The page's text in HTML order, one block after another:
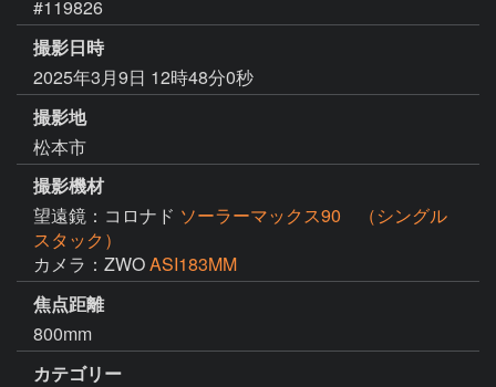
#119826
撮影日時
2025年3月9日 12時48分0秒
撮影地
松本市
撮影機材
望遠鏡：コロナド ソーラーマックス90 （シングル
スタック）
カメラ：ZWOASI183MM
焦点距離
800mm
カテゴリー